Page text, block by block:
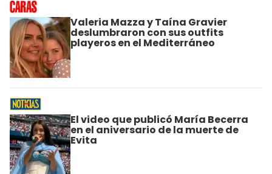
Valeria Mazza y Taína Gravier
deslumbraron con sus outfits
playeros en el Mediterráneo
El video que publicó María Becerra
en el aniversario de la muerte de
Evita